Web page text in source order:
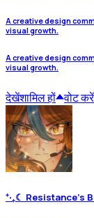
A creative design
visual growth.
A creative design
visual growth.
देखेंशामिल हों वोट
⁺‧₊☾ Resistance's